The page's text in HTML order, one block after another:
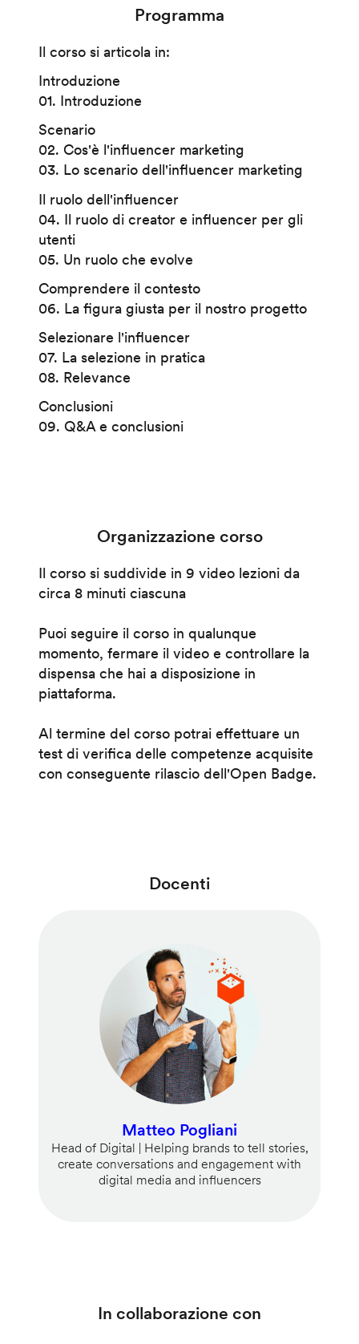
Programma
Il corso si articola in:
Introduzione
01. Introduzione
Scenario
02. Cos'è l'influencer marketing
03. Lo scenario dell'influencer marketing
Il ruolo dell'influencer
04. Il ruolo di creator e influencer per gli
utenti
05. Un ruolo che evolve
Comprendere il contesto
06. La figura giusta per il nostro progetto
Selezionare l'influencer
07. La selezione in pratica
08. Relevance
Conclusioni
09. Q&A e conclusioni
Organizzazione corso
Il corso si suddivide in 9 video lezioni da
circa 8 minuti ciascuna
Puoi seguire il corso in qualunque
momento, fermare il video e controllare la
dispensa che hai a disposizione in
piattaforma.
Al termine del corso potrai effettuare un
test di verifica delle competenze acquisite
con conseguente rilascio dell'Open Badge.
Docenti
Matteo Pogliani
Head of Digital | Helping brands to tell stories,
create conversations and engagement with
digital media and influencers
In collaborazione con